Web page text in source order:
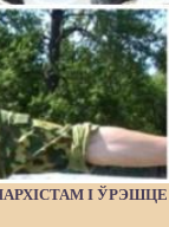
І ЎРЭШЦЕ